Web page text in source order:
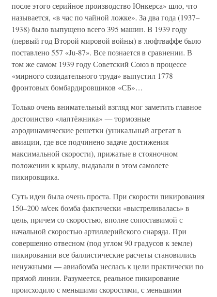
после этого серийное производство Юнкерса» шло, что
называется, «в час по чайной ложке». За два года (1937–
1938) было выпущено всего 395 машин. В 1939 году
(первый год Второй мировой войны) в люфтваффе было
поставлено 557 «Ju-87». Все познается в сравнении. В
том же самом 1939 году Советский Союз в процессе
«мирного созидательного труда» выпустил 1778
фронтовых бомбардировщиков «СБ»…
Только очень внимательный взгляд мог заметить главное
достоинство «лаптёжника» — тормозные
аэродинамические решетки (уникальный агрегат в
авиации, где все подчинено задаче достижения
максимальной скорости), прижатые в стояночном
положении к крылу, выдавали в этом самолете
пикировщика.
Суть идеи была очень проста. При скорости пикирования
150–200 м/сек бомба фактически «выстреливалась» в
цель, причем со скоростью, вполне сопоставимой с
начальной скоростью артиллерийского снаряда. При
совершенно отвесном (под углом 90 градусов к земле)
пикировании все баллистические расчеты становились
ненужными — авиабомба неслась к цели практически по
прямой линии. Разумеется, реальное пикирование
происходило с меньшими скоростями, с меньшими